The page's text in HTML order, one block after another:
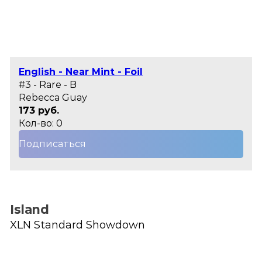
English - Near Mint - Foil
#3 - Rare - B
Rebecca Guay
173 руб.
Кол-во: 0
Подписаться
Island
XLN Standard Showdown